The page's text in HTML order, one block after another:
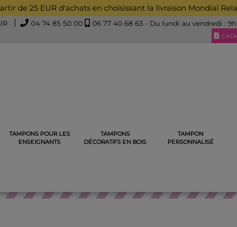
de 25 EUR d'achats en choisissant la livraison Mondial
04 74 85 50 00 06 77 40 68 63 - Du lundi au vendredi :
TAMPONS POUR LES
ENSEIGNANTS
TAMPONS
DÉCORATIFS EN BOIS
TAMPON
PERSONNALISÉ
TAMPONS SCRAPBOOKING UNIVERS SCRAP'